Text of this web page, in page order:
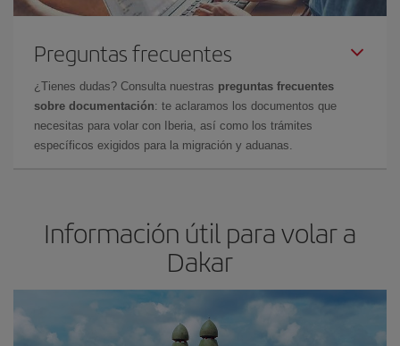
Preguntas frecuentes
¿Tienes dudas? Consulta nuestras preguntas frecuentes
sobre documentación: te aclaramos los documentos que
necesitas para volar con Iberia, así como los trámites
específicos exigidos para la migración y aduanas.
Información útil para volar a
Dakar